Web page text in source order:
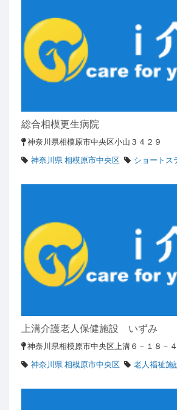
総合相模更生病院
神奈川県相模原市中央区小山３４２９
神奈川県 相模原市中央区
ショートス
上溝介護老人保健施設 いずみ
神奈川県相模原市中央区上溝６－１８－
神奈川県 相模原市中央区
老人福祉施